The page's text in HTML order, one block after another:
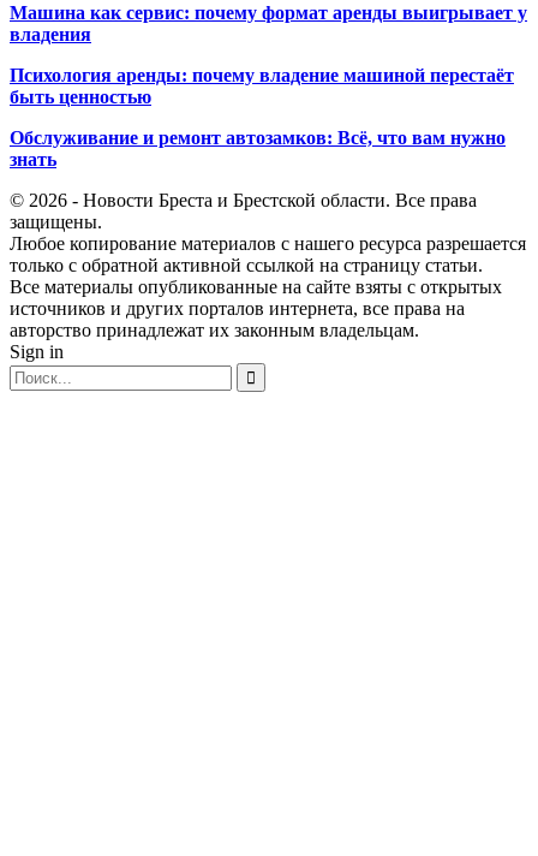
Машина как сервис: почему формат аренды выигрывает у
владения
Психология аренды: почему владение машиной перестаёт
быть ценностью
Обслуживание и ремонт автозамков: Всё, что вам нужно
знать
© 2026 - Новости Бреста и Брестской области. Все права
защищены.
Любое копирование материалов с нашего ресурса разрешается
только с обратной активной ссылкой на страницу статьи.
Все материалы опубликованные на сайте взяты с открытых
источников и других порталов интернета, все права на
авторство принадлежат их законным владельцам.
Sign in